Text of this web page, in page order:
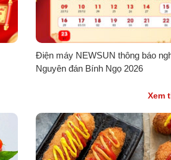
Điện máy NEWSUN thông báo
Nguyên đán Bính Ngọ 2026
Xem